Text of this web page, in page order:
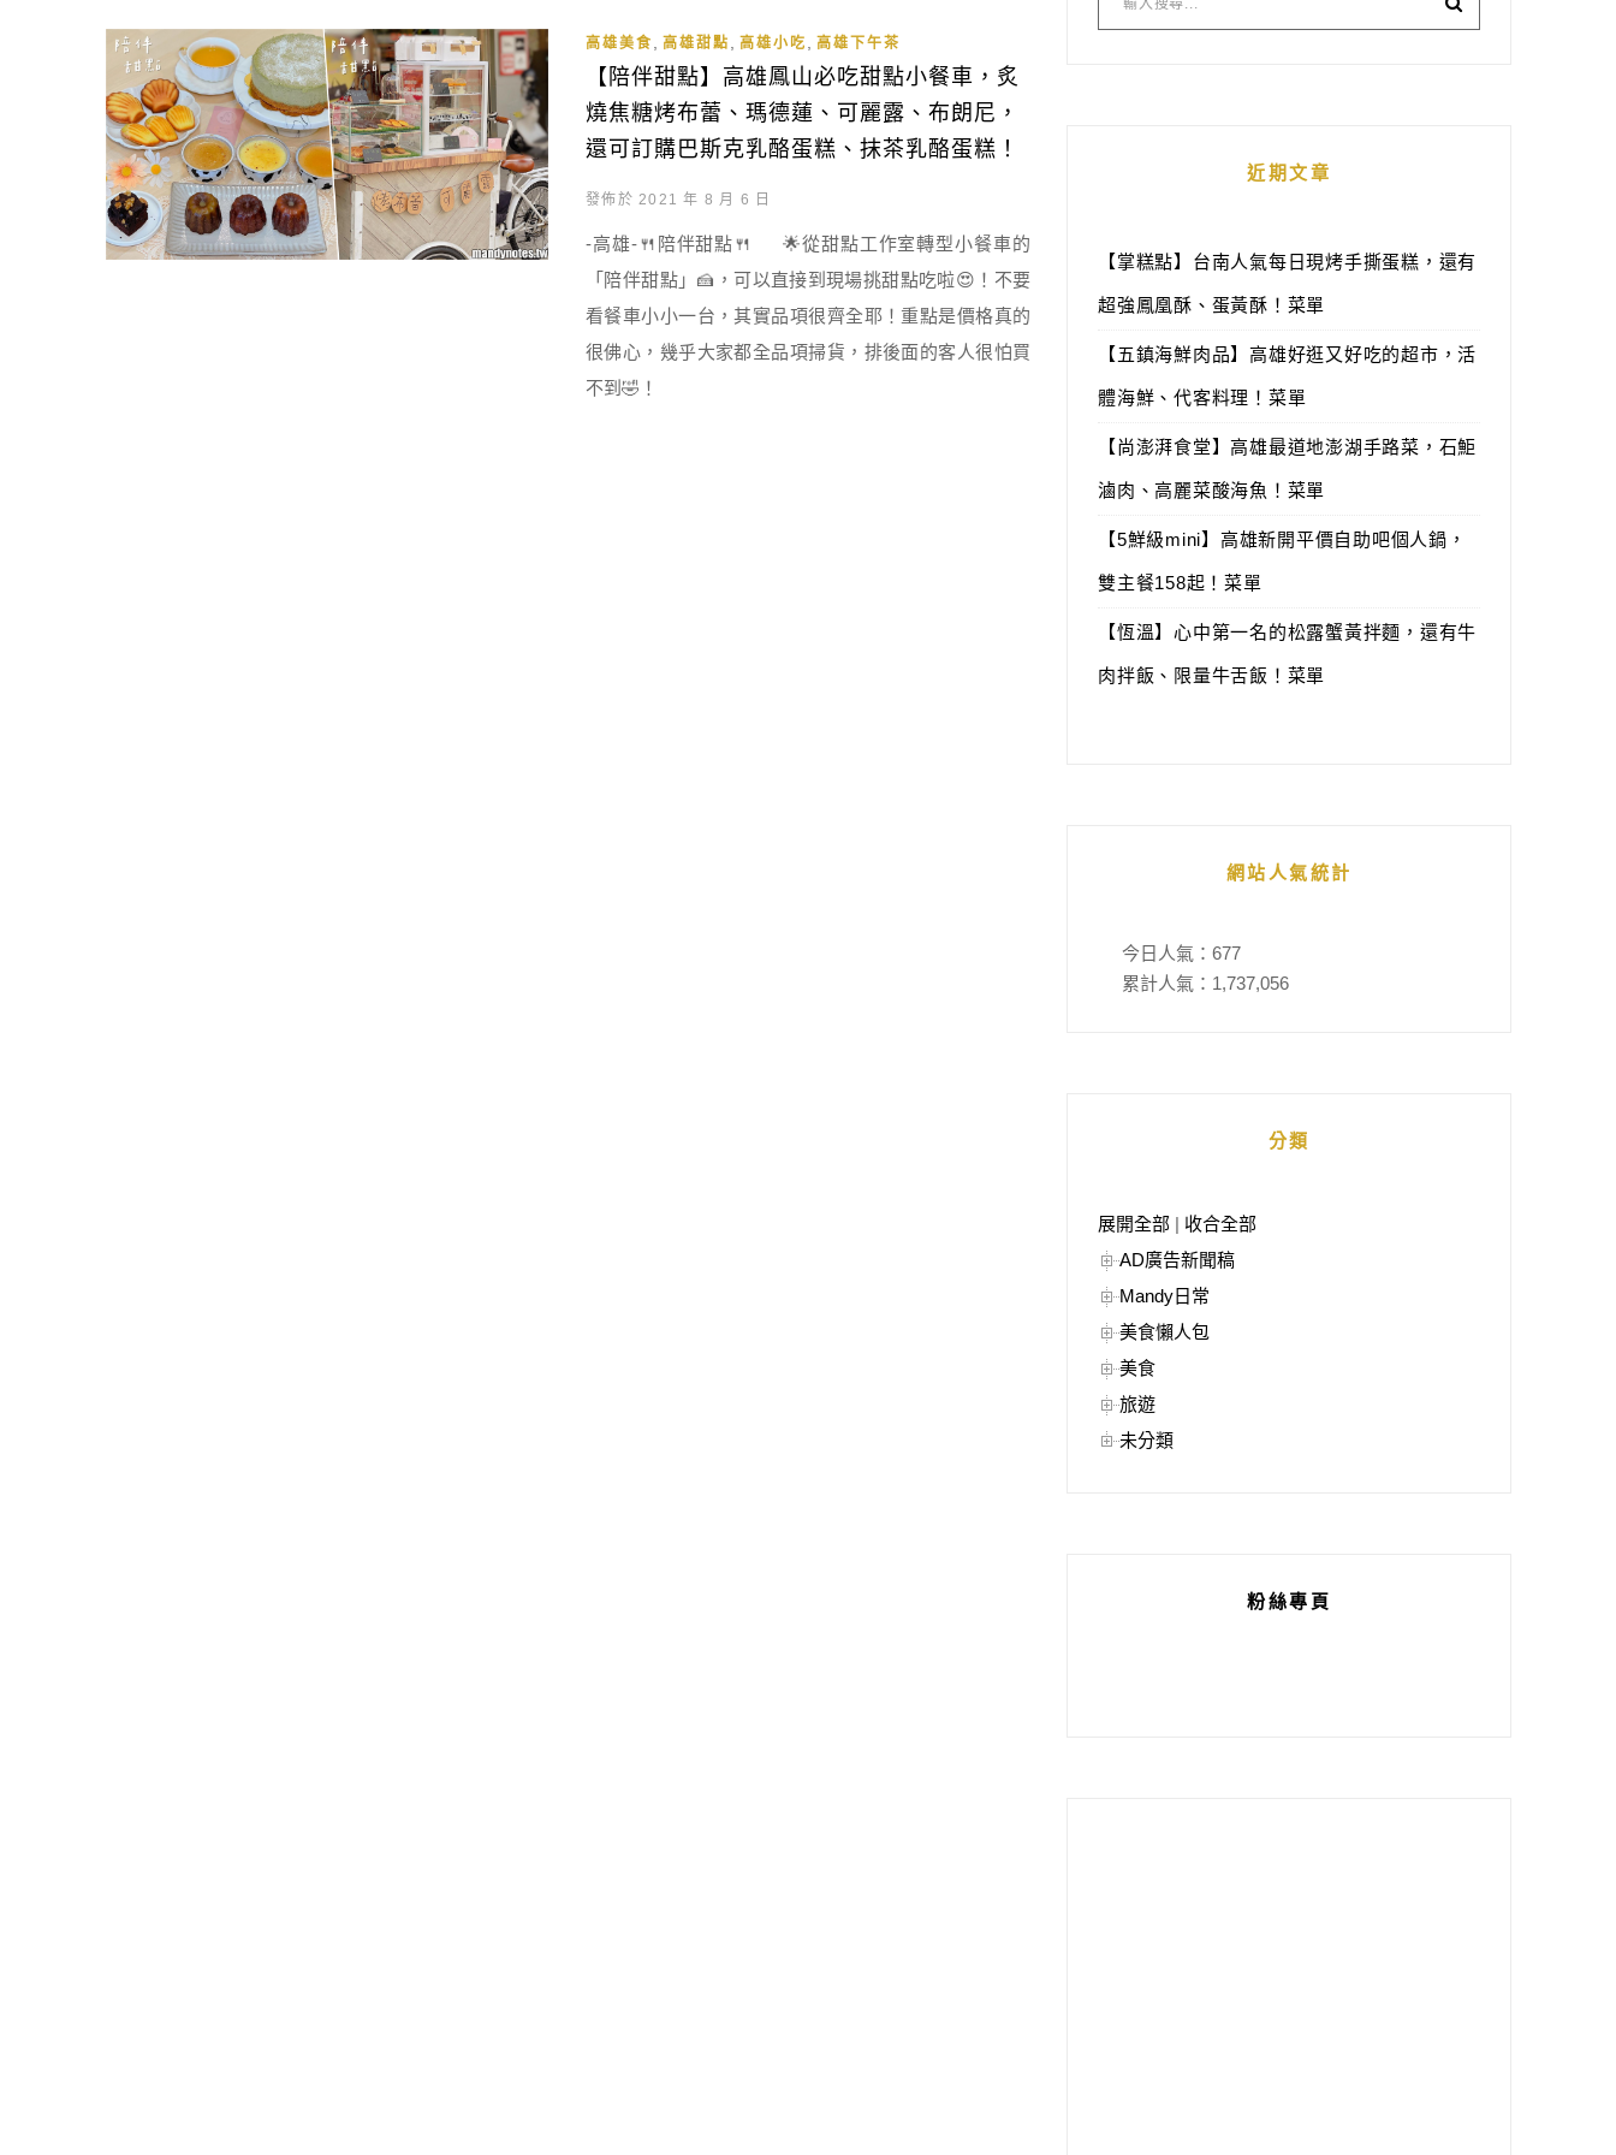
高雄美食 高雄甜點 高雄小吃 高雄下午茶
【陪伴甜點】高雄鳳山必吃甜點小餐車，炙
燒焦糖烤布蕾、瑪德蓮、可麗露、布朗尼，
還可訂購巴斯克乳酪蛋糕、抹茶乳酪蛋糕！
發佈於 2021 年 8 月 6 日
-高雄-🍴陪伴甜點🍴 🌟從甜點工作室轉型小餐車的
「陪伴甜點」🍰，可以直接到現場挑甜點吃啦😍！不要
看餐車小小一台，其實品項很齊全耶！重點是價格真的
很佛心，幾乎大家都全品項掃貨，排後面的客人很怕買
不到🤣！
近期文章
【掌糕點】台南人氣每日現烤手撕蛋糕，還有
超強鳳凰酥、蛋黃酥！菜單
【五鎮海鮮肉品】高雄好逛又好吃的超市，活
體海鮮、代客料理！菜單
【尚澎湃食堂】高雄最道地澎湖手路菜，石鮔
滷肉、高麗菜酸海魚！菜單
【5鮮級mini】高雄新開平價自助吧個人鍋，
雙主餐158起！菜單
【恆溫】心中第一名的松露蟹黃拌麵，還有牛
肉拌飯、限量牛舌飯！菜單
網站人氣統計
今日人氣： 677
累計人氣： 1,737,056
分類
展開全部 | 收合全部
AD廣告新聞稿
Mandy日常
美食懶人包
美食
旅遊
未分類
粉絲專頁